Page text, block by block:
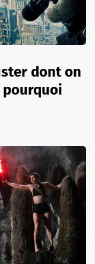
dont on
pourquoi